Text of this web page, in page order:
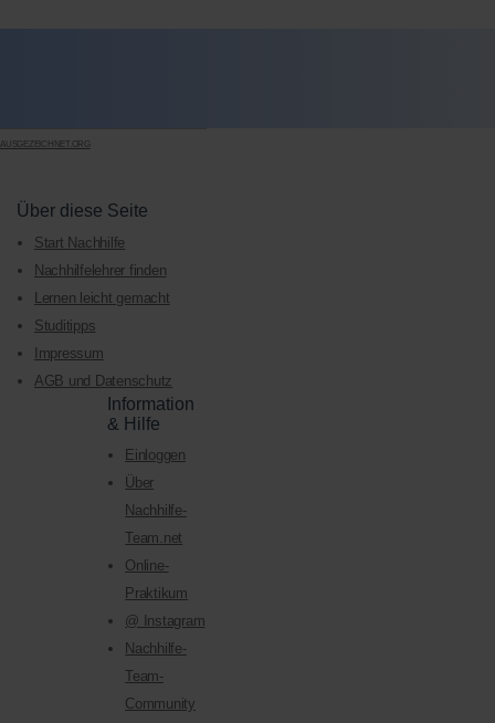
AUSGEZEICHNET.ORG
Über diese Seite
Start Nachhilfe
Nachhilfelehrer finden
Lernen leicht gemacht
Studitipps
Impressum
AGB und Datenschutz
Information
& Hilfe
Einloggen
Über
Nachhilfe-
Team.net
Online-
Praktikum
@ Instagram
Nachhilfe-
Team-
Community